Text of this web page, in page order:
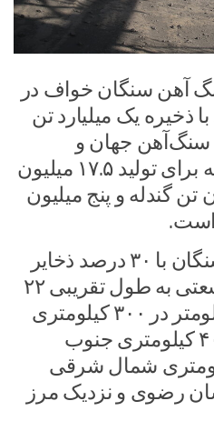
آهن سنگان خواف در
ذخیره یک میلیارد تن
بزرگ سنگ‌آهن جهان و
تامین‌کننده خوراک اولیه برای تولید ۱۷.۵ میلیون
۱۵ میلیون تن گندله و پنج میلیون
است.
مجموعه کانسارهای سنگان با ۳۰ درصد ذخایر
سنگ آهن کشور در وسعتی به طول تقریبی ۲۲
کیلومتر و عرض ۱۰ کیلومتر در ۳۰۰ کیلومتری
جنوب شرقی مشهد، ۴۰ کیلومتری جنوب
و ۱۸ کیلومتری شمال شرقی
رضوی و نزدیک مرز